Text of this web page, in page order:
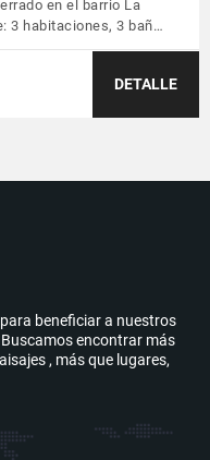
en el barrio La
3 habitaciones, 3 bañ…
DETALLE
beneficiar a nuestros
encontrar más
, más que lugares,